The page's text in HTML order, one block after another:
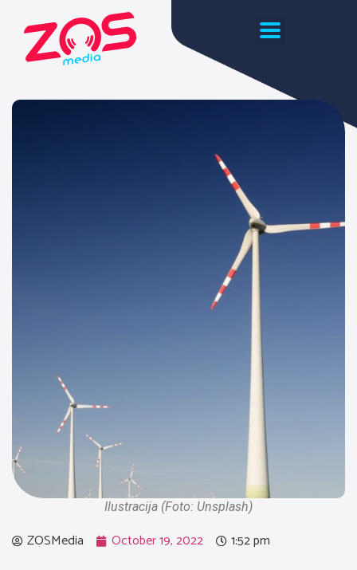
Ilustracija (Foto: Unsplash)
ZOSMedia October 19, 2022 1:52 pm